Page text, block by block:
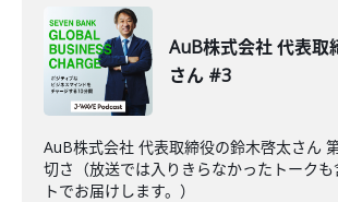
AuB株式会社 代表取
さん #3
AuB株式会社 代表取締役の鈴木啓太さん
切さ（放送では入りきらなかったトークも
トでお届けします。）